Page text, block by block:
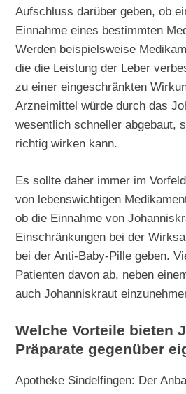
Aufschluss darüber geben, ob
Einnahme eines bestimmten
Werden beispielsweise
die die Leistung der Leber
zu einer eingeschränkten
Arzneimittel würde durch das
wesentlich schneller abgebaut,
richtig wirken kann.
Es sollte daher immer im
von lebenswichtigen
ob die Einnahme von
Einschränkungen bei der
bei der Anti-Baby-Pille geben.
Patienten davon ab, neben
auch Johanniskraut
Welche Vorteile bieten
Präparate gegenüber
Apotheke Sindelfingen: Der